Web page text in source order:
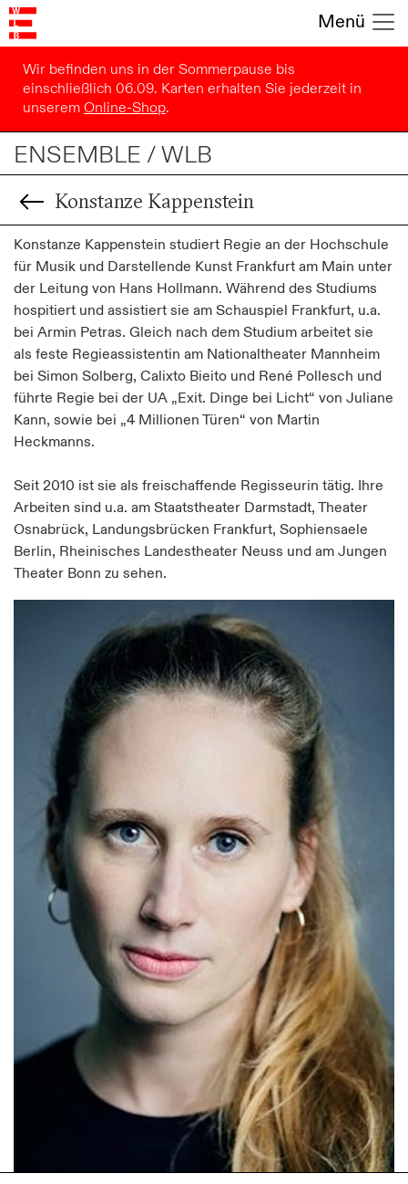
Menü
Wir befinden uns in der Sommerpause bis
einschließlich 06.09. Karten erhalten Sie jederzeit in
unseremOnline-Shop.
ENSEMBLE / WLB
Konstanze Kappenstein
Konstanze Kappenstein studiert Regie an der Hochschule
für Musik und Darstellende Kunst Frankfurt am Main unter
der Leitung von Hans Hollmann. Während des Studiums
hospitiert und assistiert sie am Schauspiel Frankfurt, u.a.
bei Armin Petras. Gleich nach dem Studium arbeitet sie
als feste Regieassistentin am Nationaltheater Mannheim
bei Simon Solberg, Calixto Bieito und René Pollesch und
führte Regie bei der UA „Exit. Dinge bei Licht“ von Juliane
Kann, sowie bei „4 Millionen Türen“ von Martin
Heckmanns.
Seit 2010 ist sie als freischaffende Regisseurin tätig. Ihre
Arbeiten sind u.a. am Staatstheater Darmstadt, Theater
Osnabrück, Landungsbrücken Frankfurt, Sophiensaele
Berlin, Rheinisches Landestheater Neuss und am Jungen
Theater Bonn zu sehen.